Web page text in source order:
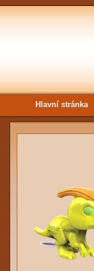
Hlavní stránka